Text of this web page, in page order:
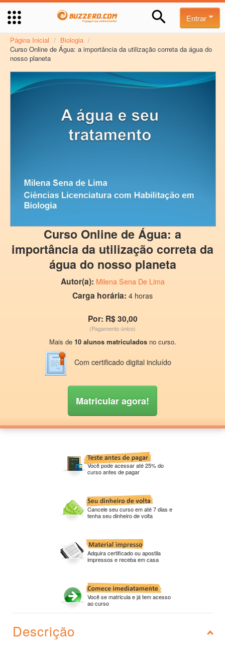
Entrar
Página Inicial / Biologia /
Curso Online de Água: a importância da utilização correta da água do
nosso planeta
Curso Online de Água: a
importância da utilização correta da
água do nosso planeta
Autor(a): Milena Sena De Lima
Carga horária: 4 horas
Por: R$ 30,00
(Pagamento único)
Mais de 10 alunos matriculadosno curso.
Com certificado digital incluído
Matricular agora!
Você pode acessar até 25% do
curso antes de pagar
Cancele seu curso em até 7 dias e
tenha seu dinheiro de volta
Adquira certificado ou apostila
impressos e receba em casa
Você se matricula e já tem acesso
ao curso
Descrição